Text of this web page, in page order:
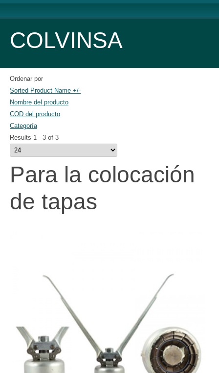
COLVINSA
Ordenar por
Sorted Product Name +/-
Nombre del producto
COD del producto
Categoría
Results 1 - 3 of 3
Para la colocación
de tapas